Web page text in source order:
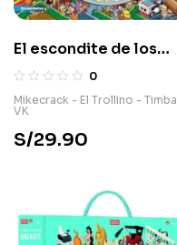
El escondite de los
compas
0
Mikecrack - El Trollino - Timba
VK
S/29.90